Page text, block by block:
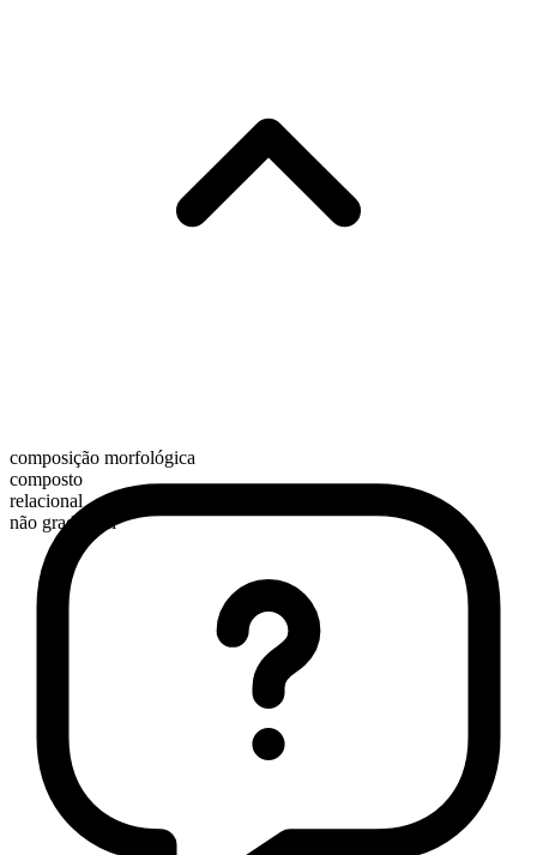
composição morfológica
composto
relacional
não graduável